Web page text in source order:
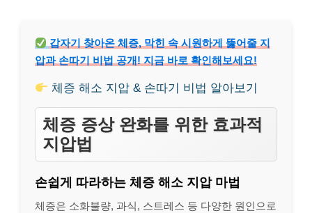
갑자기 찾아온 체증, 막힌 속 시원하게 뚫어줄 지
압과 손따기 비법 공개! 지금 바로 확인해보세요!
체증 해소 지압 & 손따기 비법 알아보기
체증 증상 완화를 위한 효과적
지압법
손쉽게 따라하는 체증 해소 지압 마법
체증은 소화불량, 과식, 스트레스 등 다양한 원인으로